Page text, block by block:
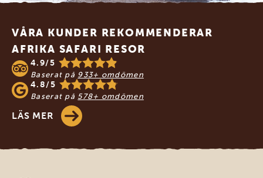
VÅRA KUNDER REKOMMENDERAR
AFRIKA SAFARI RESOR
4.9/5
Baserat på 933+ omdömen
4.8/5
Baserat på 578+ omdömen
LÄS MER